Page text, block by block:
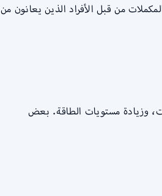
من قبل الأفراد الذين يعانون من
وزيادة مستويات الطاقة. بعض